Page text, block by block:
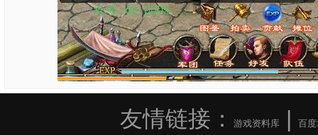
友情链接： 游戏资料库| 百